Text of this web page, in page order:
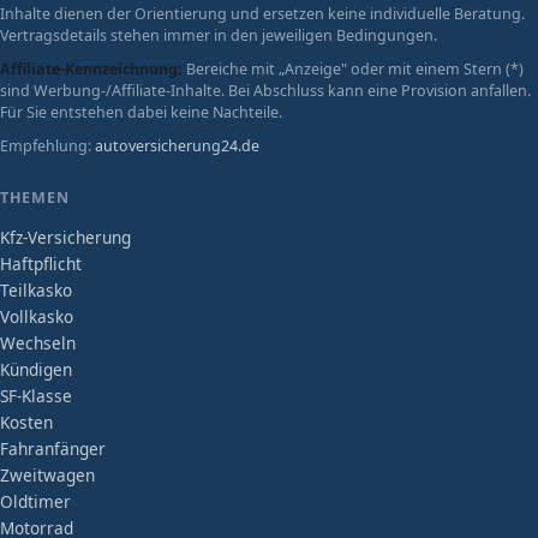
Inhalte dienen der Orientierung und ersetzen keine individuelle Beratung.
Vertragsdetails stehen immer in den jeweiligen Bedingungen.
Affiliate-Kennzeichnung: Bereiche mit „Anzeige" oder mit einem Stern (*)
sind Werbung-/Affiliate-Inhalte. Bei Abschluss kann eine Provision anfallen.
Für Sie entstehen dabei keine Nachteile.
Empfehlung:autoversicherung24.de
THEMEN
Kfz-Versicherung
Haftpflicht
Teilkasko
Vollkasko
Wechseln
Kündigen
SF-Klasse
Kosten
Fahranfänger
Zweitwagen
Oldtimer
Motorrad